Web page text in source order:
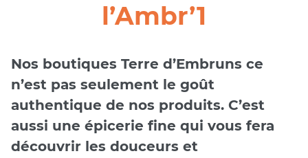
l’Ambr’1
Nos boutiques Terre d’Embruns ce
n’est pas seulement le goût
authentique de nos produits. C’est
aussi une épicerie fine qui vous fera
découvrir les douceurs et